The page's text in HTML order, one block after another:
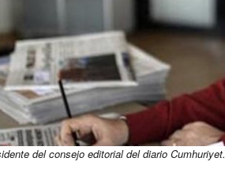
del consejo editorial del diario Cumhuriyet.